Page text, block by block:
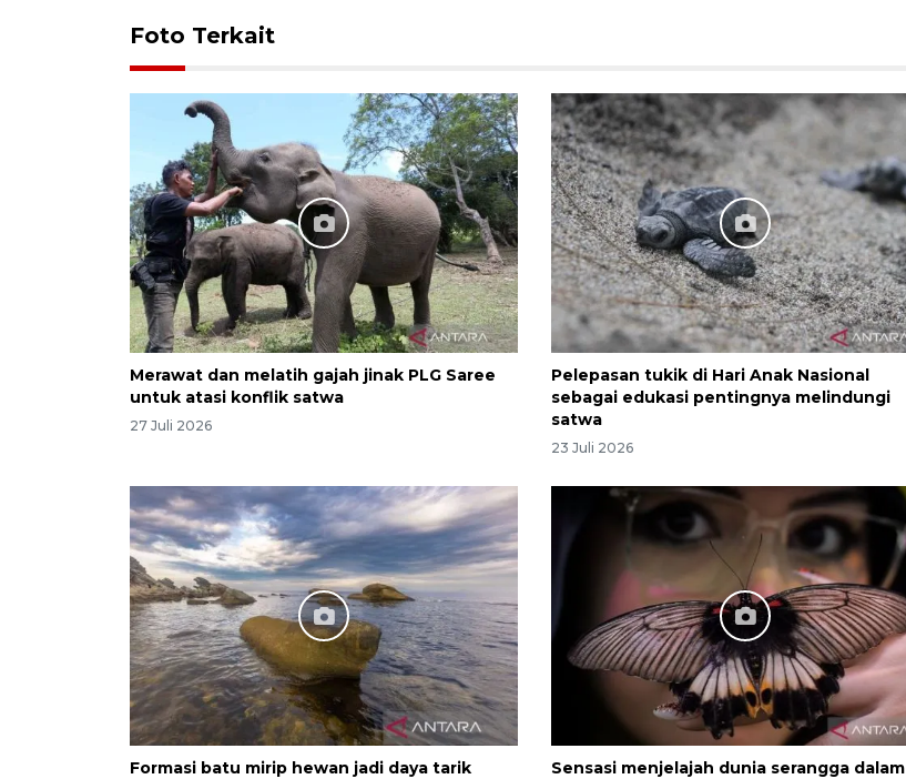
Foto Terkait
Merawat dan melatih gajah jinak PLG Saree
untuk atasi konflik satwa
27 Juli 2026
Pelepasan tukik di Hari Anak Nasional
sebagai edukasi pentingnya melindungi
satwa
23 Juli 2026
Formasi batu mirip hewan jadi daya tarik Sensasi menjelajah dunia serangga dalam